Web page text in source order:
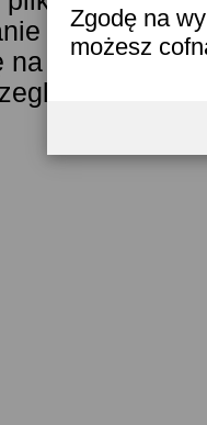
Zgodę na
możesz
ich w
na to nie